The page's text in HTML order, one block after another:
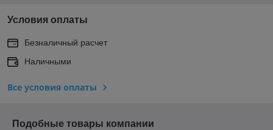
Условия оплаты
Безналичный расчет
Наличными
Все условия оплаты
Подобные товары компании